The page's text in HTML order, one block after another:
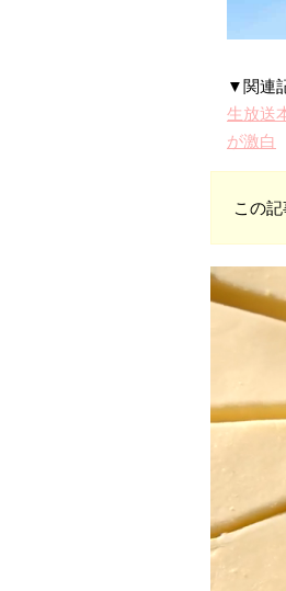
▼関連
生放送
が激白
この